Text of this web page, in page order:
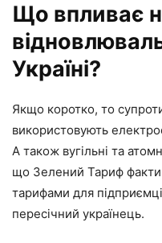
Що впливає
Україні?
Якщо коротко, то
використовують
А також вугільні та
що Зелений Тариф
тарифами для
пересічний українець.